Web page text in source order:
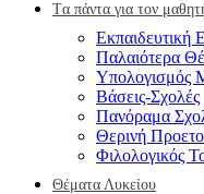
Tα πάντα για τον
Eκπαιδευτική
Παλαιότερα
Υπολογισμός
Βάσεις-Σχολές
Πανόραμα
Θερινή
Φιλολογικός
Θέματα Λυκείου